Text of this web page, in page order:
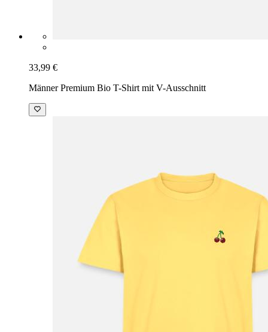
33,99 €
Männer Premium Bio T-Shirt mit V-Ausschnitt